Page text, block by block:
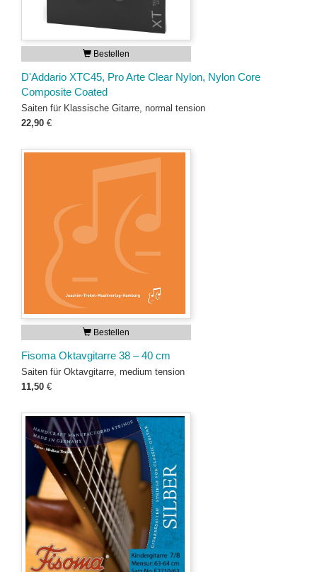
Bestellen
D'Addario XTC45, Pro Arte Clear Nylon, Nylon Core
Composite Coated
Saiten für Klassische Gitarre, normal tension
22,90 €
Bestellen
Fisoma Oktavgitarre 38 – 40 cm
Saiten für Oktavgitarre, medium tension
11,50 €